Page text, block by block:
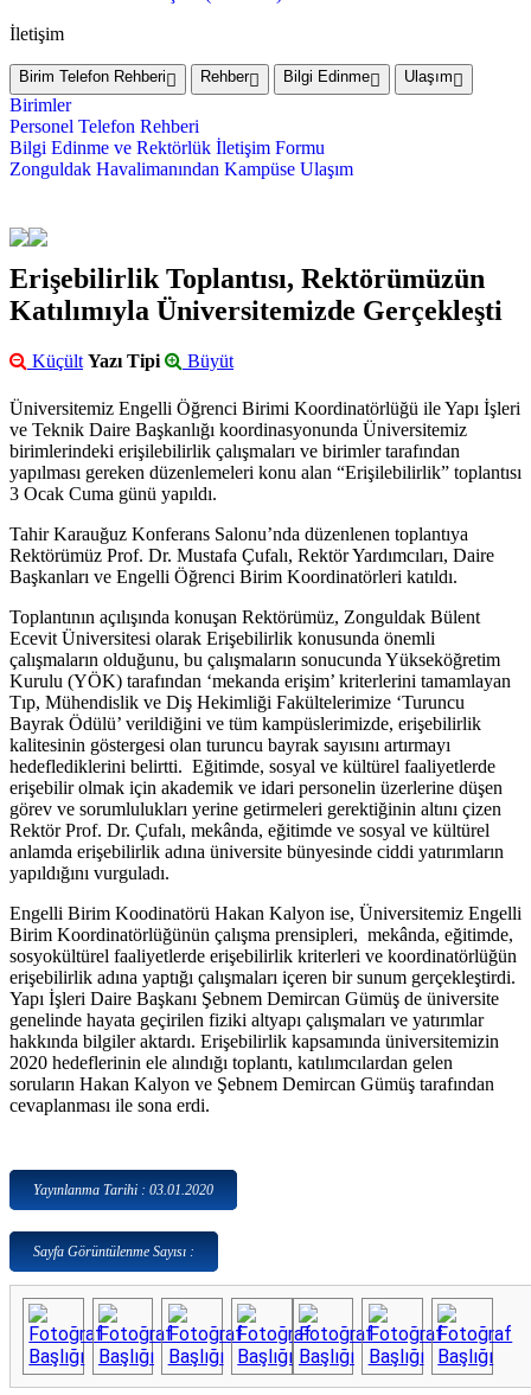
İletişim
Birim Telefon Rehberi Rehber Bilgi Edinme Ulaşım
Birimler
Personel Telefon Rehberi
Bilgi Edinme ve Rektörlük İletişim Formu
Zonguldak Havalimanından Kampüse Ulaşım
Erişebilirlik Toplantısı, Rektörümüzün
Katılımıyla Üniversitemizde Gerçekleşti
Küçült Yazı Tipi Büyüt
Üniversitemiz Engelli Öğrenci Birimi Koordinatörlüğü ile Yapı İşleri
ve Teknik Daire Başkanlığı koordinasyonunda Üniversitemiz
birimlerindeki erişilebilirlik çalışmaları ve birimler tarafından
yapılması gereken düzenlemeleri konu alan “Erişilebilirlik” toplantısı
3 Ocak Cuma günü yapıldı.
Tahir Karauğuz Konferans Salonu’nda düzenlenen toplantıya
Rektörümüz Prof. Dr. Mustafa Çufalı, Rektör Yardımcıları, Daire
Başkanları ve Engelli Öğrenci Birim Koordinatörleri katıldı.
Toplantının açılışında konuşan Rektörümüz, Zonguldak Bülent
Ecevit Üniversitesi olarak Erişebilirlik konusunda önemli
çalışmaların olduğunu, bu çalışmaların sonucunda Yükseköğretim
Kurulu (YÖK) tarafından ‘mekanda erişim’ kriterlerini tamamlayan
Tıp, Mühendislik ve Diş Hekimliği Fakültelerimize ‘Turuncu
Bayrak Ödülü’ verildiğini ve tüm kampüslerimizde, erişebilirlik
kalitesinin göstergesi olan turuncu bayrak sayısını artırmayı
hedeflediklerini belirtti. Eğitimde, sosyal ve kültürel faaliyetlerde
erişebilir olmak için akademik ve idari personelin üzerlerine düşen
görev ve sorumlulukları yerine getirmeleri gerektiğinin altını çizen
Rektör Prof. Dr. Çufalı, mekânda, eğitimde ve sosyal ve kültürel
anlamda erişebilirlik adına üniversite bünyesinde ciddi yatırımların
yapıldığını vurguladı.
Engelli Birim Koodinatörü Hakan Kalyon ise, Üniversitemiz Engelli
Birim Koordinatörlüğünün çalışma prensipleri, mekânda, eğitimde,
sosyokültürel faaliyetlerde erişebilirlik kriterleri ve koordinatörlüğün
erişebilirlik adına yaptığı çalışmaları içeren bir sunum gerçekleştirdi.
Yapı İşleri Daire Başkanı Şebnem Demircan Gümüş de üniversite
genelinde hayata geçirilen fiziki altyapı çalışmaları ve yatırımlar
hakkında bilgiler aktardı. Erişebilirlik kapsamında üniversitemizin
2020 hedeflerinin ele alındığı toplantı, katılımcılardan gelen
soruların Hakan Kalyon ve Şebnem Demircan Gümüş tarafından
cevaplanması ile sona erdi.
Yayınlanma Tarihi : 03.01.2020
Sayfa Görüntülenme Sayısı :